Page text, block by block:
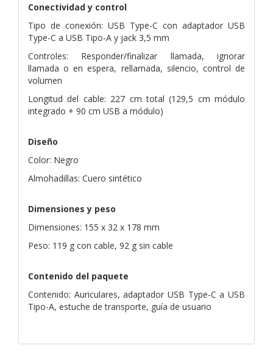
Conectividad y control
Tipo de conexión: USB Type-C con adaptador USB
Type-C a USB Tipo-A y jack 3,5 mm
Controles: Responder/finalizar llamada, ignorar
llamada o en espera, rellamada, silencio, control de
volumen
Longitud del cable: 227 cm total (129,5 cm módulo
integrado + 90 cm USB a módulo)
Diseño
Color: Negro
Almohadillas: Cuero sintético
Dimensiones y peso
Dimensiones: 155 x 32 x 178 mm
Peso: 119 g con cable, 92 g sin cable
Contenido del paquete
Contenido: Auriculares, adaptador USB Type-C a USB
Tipo-A, estuche de transporte, guía de usuario